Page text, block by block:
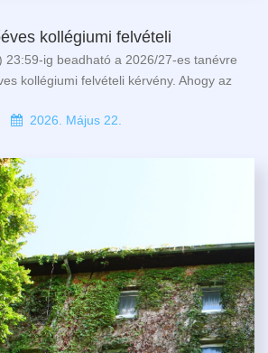
kollégiumi felvételi
23:59-ig beadható a 2026/27-es tanévre
kollégiumi felvételi kérvény. Ahogy az
2026. Május 22.